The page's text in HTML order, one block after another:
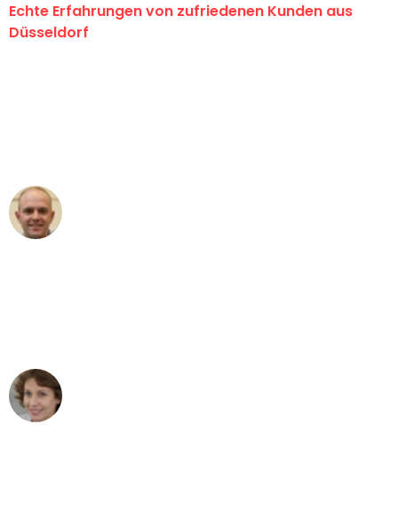
Echte Erfahrungen von zufriedenen Kunden aus
Düsseldorf